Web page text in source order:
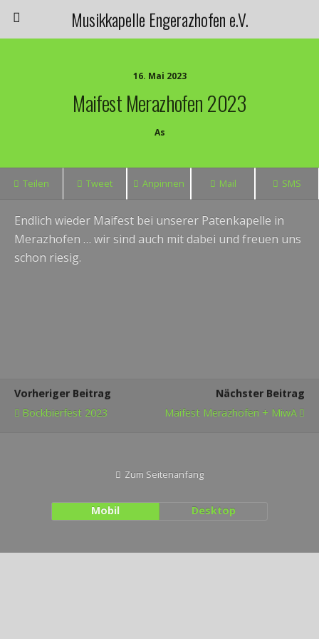
Musikkapelle Engerazhofen e.V.
16. Mai 2023
Maifest Merazhofen 2023
As
Teilen Tweet Anpinnen Mail SMS
Endlich wieder Maifest bei unserer Patenkapelle in
Merazhofen … wir sind auch mit dabei und freuen uns
schon riesig.
Vorheriger Beitrag
Bockbierfest 2023
Nächster Beitrag
Maifest Merazhofen + MiwA
Zum Seitenanfang
Mobil Desktop